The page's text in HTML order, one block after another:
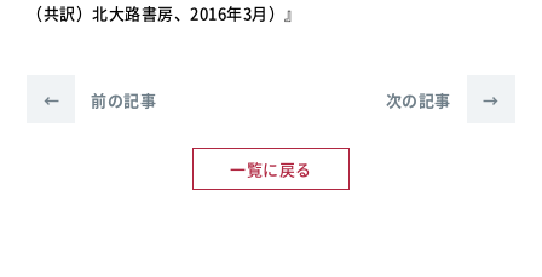
（共訳）北大路書房、2016年3月）』
← 前の記事
一覧に戻る
次の記事 →